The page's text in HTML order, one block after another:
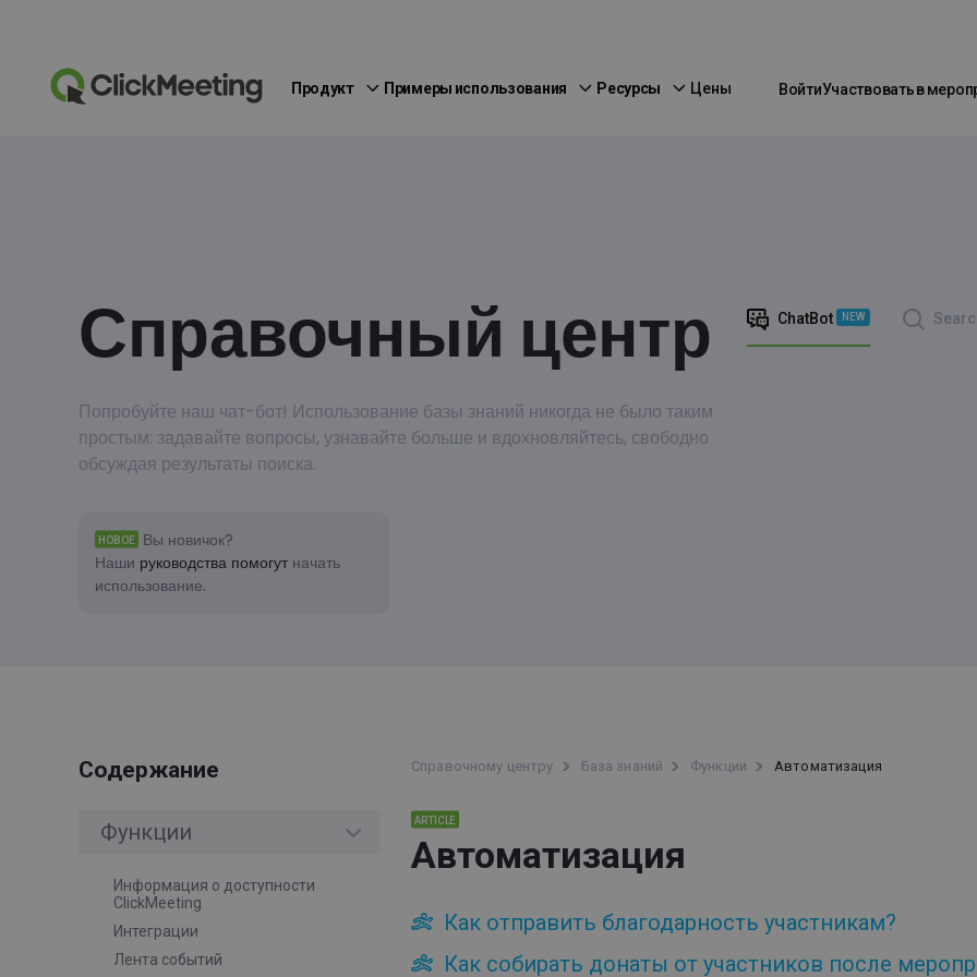
Продукт Примеры использования Ресурсы Цены ВойтиУчаствовать в
Справочный центр
Попробуйте наш чат-бот! Использование базы знаний никогда не было таким
простым: задавайте вопросы, узнавайте больше и вдохновляйтесь, свободно
обсуждая результаты поиска.
НОВОЕ
Вы новичок?
Наши руководства помогут начать
использование.
ChatBot NEW
Содержание
Функции
Информация о доступности
ClickMeeting
Интеграции
Лента событий
Справочному центру База знаний Функции Автоматизация
ARTICLE
Автоматизация
Как отправить благодарность участникам?
Как собирать донаты от участников после